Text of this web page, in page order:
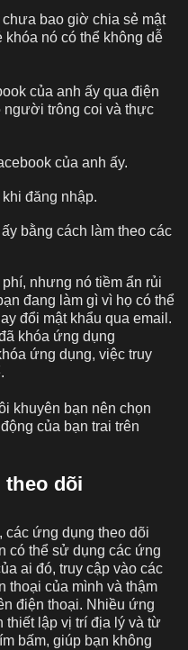
bao giờ chia sẻ mật
nó có thể không dễ
của anh ấy qua điện
người trông coi và thực
của anh ấy.
đăng nhập.
bằng cách làm theo các
nhưng nó tiềm ẩn rủi
đang làm gì vì họ có thể
đổi mật khẩu qua email.
khóa ứng dụng
ứng dụng, việc truy
khuyên bạn nên chọn
của bạn trai trên
dõi
các ứng dụng theo dõi
có thể sử dụng các ứng
ai đó, truy cập vào các
thoại của mình và thậm
điện thoại. Nhiều ứng
thiết lập vị trí địa lý và từ
bấm, giúp bạn không